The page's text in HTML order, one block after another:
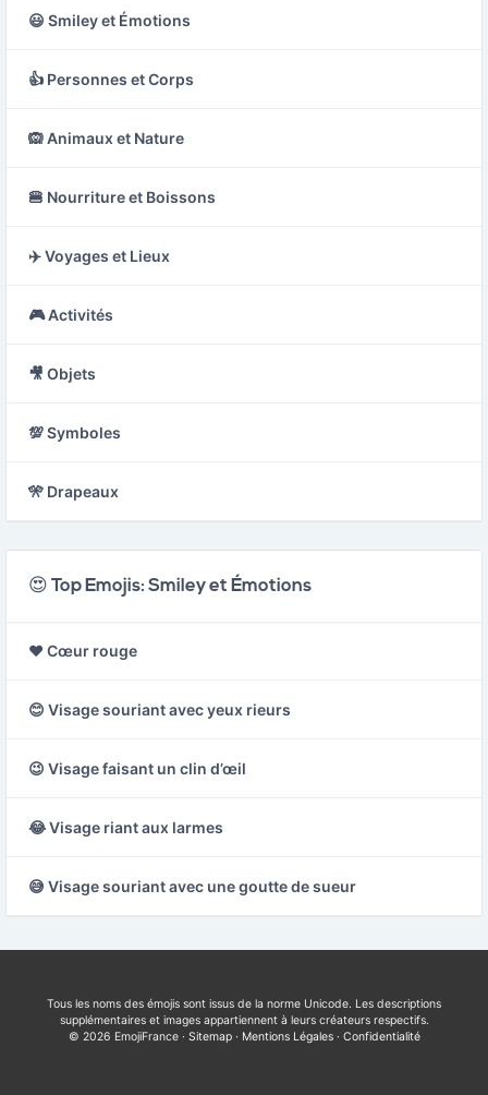
😃 Smiley et Émotions
👍 Personnes et Corps
🙉 Animaux et Nature
🍔 Nourriture et Boissons
✈️ Voyages et Lieux
🎮 Activités
🎥 Objets
💯 Symboles
🎌 Drapeaux
😍 Top Emojis: Smiley et Émotions
❤️ Cœur rouge
😊 Visage souriant avec yeux rieurs
😉 Visage faisant un clin d’œil
😂 Visage riant aux larmes
😅 Visage souriant avec une goutte de sueur
Tous les noms des émojis sont issus de la norme Unicode. Les descriptions
supplémentaires et images appartiennent à leurs créateurs respectifs.
© 2026 EmojiFrance · Sitemap· Mentions Légales· Confidentialité